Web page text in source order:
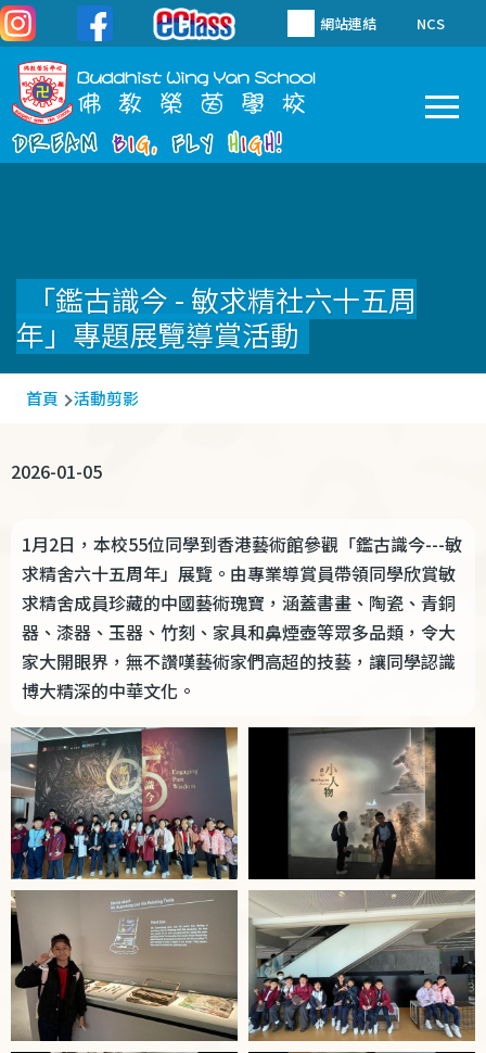
移至主內容 網站連結 NCS
「鑑古識今 - 敏求精社六十五周
年」專題展覽導賞活動
導
連
首頁 活動剪影
2026-01-05
1月2日，本校55位同學到香港藝術館參觀「鑑古識今---敏
求精舍六十五周年」展覽。由專業導賞員帶領同學欣賞敏
求精舍成員珍藏的中國藝術瑰寶，涵蓋書畫、陶瓷、青銅
器、漆器、玉器、竹刻、家具和鼻煙壺等眾多品類，令大
家大開眼界，無不讚嘆藝術家們高超的技藝，讓同學認識
博大精深的中華文化。